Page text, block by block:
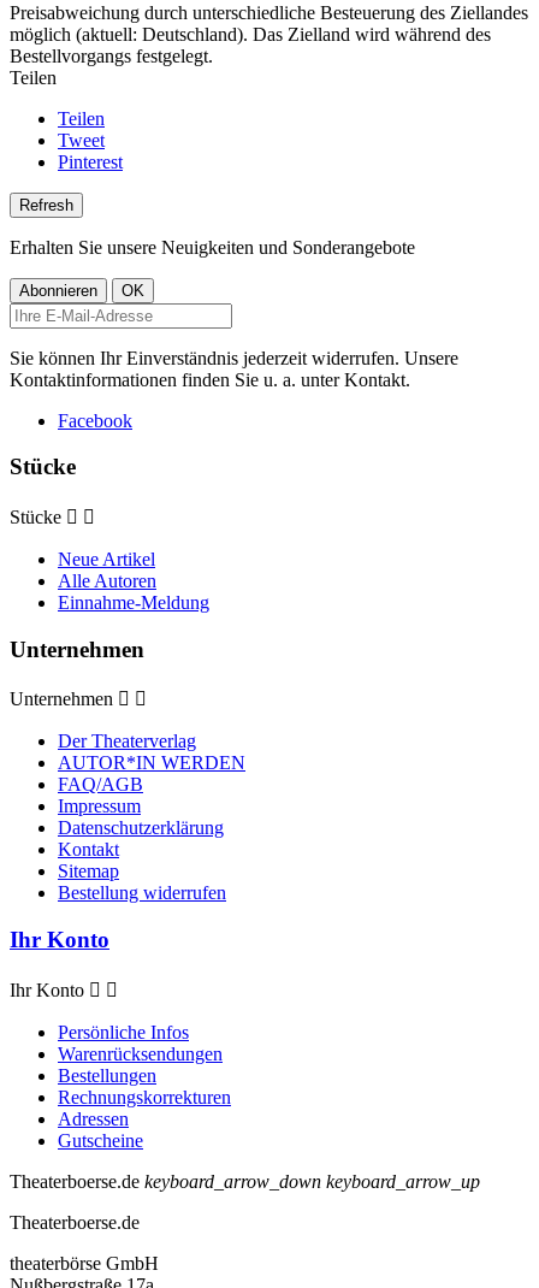
Preisabweichung durch unterschiedliche Besteuerung des Ziellandes
möglich (aktuell: Deutschland). Das Zielland wird während des
Bestellvorgangs festgelegt.
Teilen
Teilen
Tweet
Pinterest
Erhalten Sie unsere Neuigkeiten und Sonderangebote
Sie können Ihr Einverständnis jederzeit widerrufen. Unsere
Kontaktinformationen finden Sie u. a. unter Kontakt.
Facebook
Stücke
Stücke  
Neue Artikel
Alle Autoren
Einnahme-Meldung
Unternehmen
Unternehmen  
Der Theaterverlag
AUTOR*IN WERDEN
FAQ/AGB
Impressum
Datenschutzerklärung
Kontakt
Sitemap
Bestellung widerrufen
Ihr Konto
Ihr Konto  
Persönliche Infos
Warenrücksendungen
Bestellungen
Rechnungskorrekturen
Adressen
Gutscheine
Theaterboerse.de keyboard_arrow_down keyboard_arrow_up
Theaterboerse.de
theaterbörse GmbH